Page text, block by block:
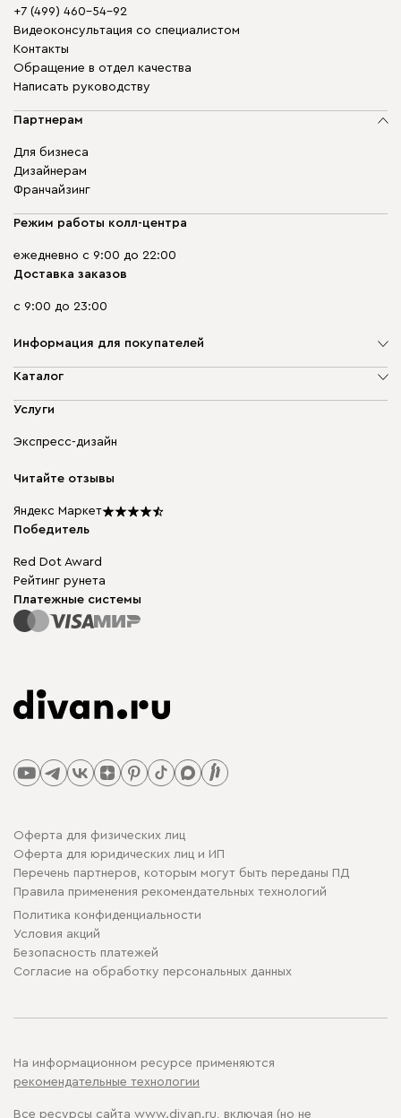
+7 (499) 460-54-92
Видеоконсультация со специалистом
Контакты
Обращение в отдел качества
Написать руководству
Партнерам
Для бизнеса
Дизайнерам
Франчайзинг
Режим работы колл-центра
ежедневно с 9:00 до 22:00
Доставка заказов
с 9:00 до 23:00
Информация для покупателей
О компании
Доставка и оплата
диван.клуб
Карьера
Подарочные сертификаты
Мы в прессе
Каталог
Мягкая мебель
Бескаркасная мебель
Столы и стулья
Услуги
Экспресс-дизайн
Читайте отзывы
Яндекс Маркет
Победитель
Red Dot Award
Рейтинг рунета
Платежные системы
Оферта для физических лиц
Оферта для юридических лиц и ИП
Перечень партнеров, которым могут быть переданы ПД
Правила применения рекомендательных технологий
Политика конфиденциальности
Условия акций
Безопасность платежей
Cогласие на обработку персональных данных
На информационном ресурсе применяются
рекомендательные технологии
Все ресурсы сайта www.divan.ru, включая (но не